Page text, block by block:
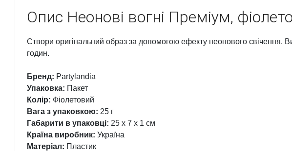
Опис Неонові вогні Преміум,
Створи оригінальний образ за допомогою ефекту неонового свічення.
годин.
Бренд: Partylandia
Упаковка: Пакет
Колір: Фіолетовий
Вага з упаковкою: 25 г
Габарити в упаковці: 25 x 7 x 1 см
Країна виробник: Україна
Матеріал: Пластик